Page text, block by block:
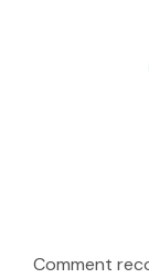
Comment